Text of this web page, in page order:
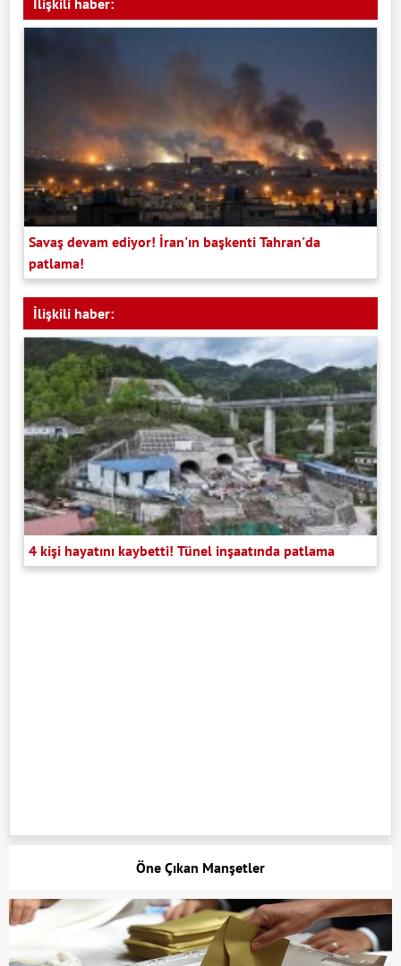
İlişkili haber:
Savaş devam ediyor! İran'ın başkenti Tahran'da
patlama!
İlişkili haber:
4 kişi hayatını kaybetti! Tünel inşaatında patlama
Öne Çıkan Manşetler